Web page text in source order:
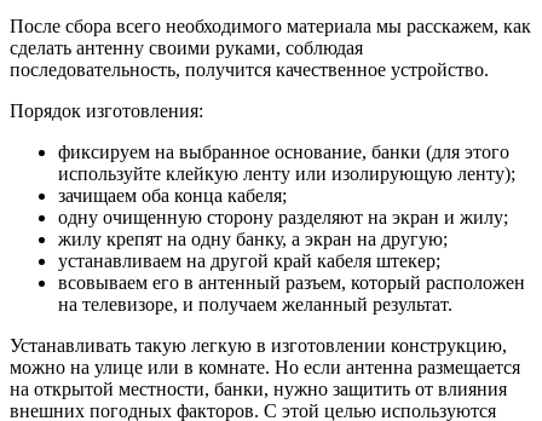
После сбора всего необходимого материала мы расскажем, как
сделать антенну своими руками, соблюдая
последовательность, получится качественное устройство.
Порядок изготовления:
фиксируем на выбранное основание, банки (для этого
используйте клейкую ленту или изолирующую ленту);
зачищаем оба конца кабеля;
одну очищенную сторону разделяют на экран и жилу;
жилу крепят на одну банку, а экран на другую;
устанавливаем на другой край кабеля штекер;
всовываем его в антенный разъем, который расположен
на телевизоре, и получаем желанный результат.
Устанавливать такую легкую в изготовлении конструкцию,
можно на улице или в комнате. Но если антенна размещается
на открытой местности, банки, нужно защитить от влияния
внешних погодных факторов. С этой целью используются